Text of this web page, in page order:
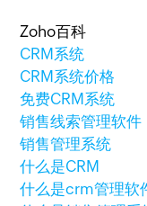
Zoho百科
CRM系统
CRM系统价格
免费CRM系统
销售线索管理软件
销售管理系统
什么是CRM
什么是crm管理软